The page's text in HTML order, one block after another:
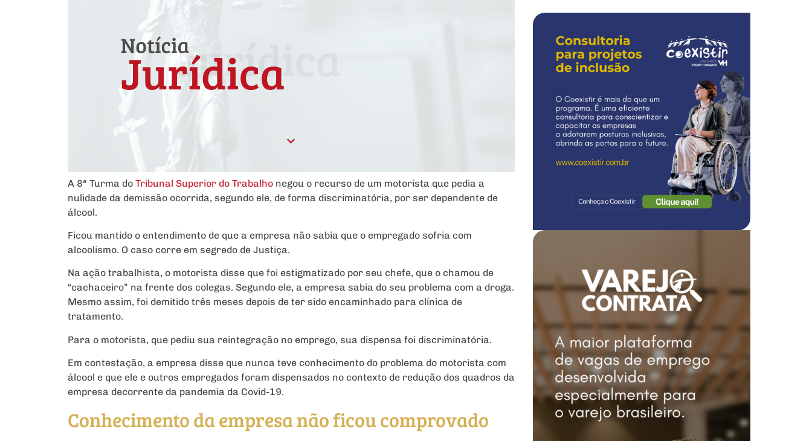
A 8ª Turma do Tribunal Superior do Trabalho negou o recurso de um motorista que pedia a
nulidade da demissão ocorrida, segundo ele, de forma discriminatória, por ser dependente de
álcool.
Ficou mantido o entendimento de que a empresa não sabia que o empregado sofria com
alcoolismo. O caso corre em segredo de Justiça.
Na ação trabalhista, o motorista disse que foi estigmatizado por seu chefe, que o chamou de
“cachaceiro” na frente dos colegas. Segundo ele, a empresa sabia do seu problema com a droga.
Mesmo assim, foi demitido três meses depois de ter sido encaminhado para clínica de
tratamento.
Para o motorista, que pediu sua reintegração no emprego, sua dispensa foi discriminatória.
Em contestação, a empresa disse que nunca teve conhecimento do problema do motorista com
álcool e que ele e outros empregados foram dispensados no contexto de redução dos quadros da
empresa decorrente da pandemia da Covid-19.
Conhecimento da empresa não ficou comprovado